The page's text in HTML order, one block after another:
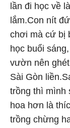
lần đi học về
lắm.Con nít
chơi mà cứ bị
học buổi
vườn nên
Sài Gòn
trồng thì mình
hoa hơn là
trồng chừng